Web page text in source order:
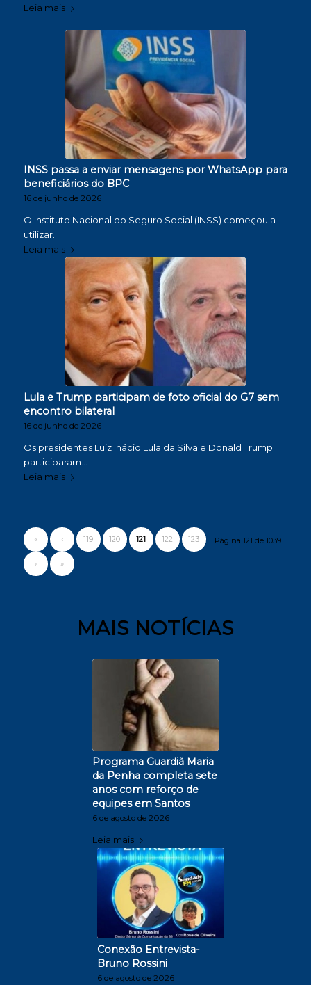
Leia mais
INSS passa a enviar mensagens por WhatsApp para
beneficiários do BPC
16 de junho de 2026
O Instituto Nacional do Seguro Social (INSS) começou a
utilizar…
Leia mais
Lula e Trump participam de foto oficial do G7 sem
encontro bilateral
16 de junho de 2026
Os presidentes Luiz Inácio Lula da Silva e Donald Trump
participaram…
Leia mais
Página 121 de 1039
« ‹ 119 120 121 122 123
› »
MAIS NOTÍCIAS
Programa Guardiã Maria
da Penha completa sete
anos com reforço de
equipes em Santos
6 de agosto de 2026
Leia mais
Conexão Entrevista-
Bruno Rossini
6 de agosto de 2026